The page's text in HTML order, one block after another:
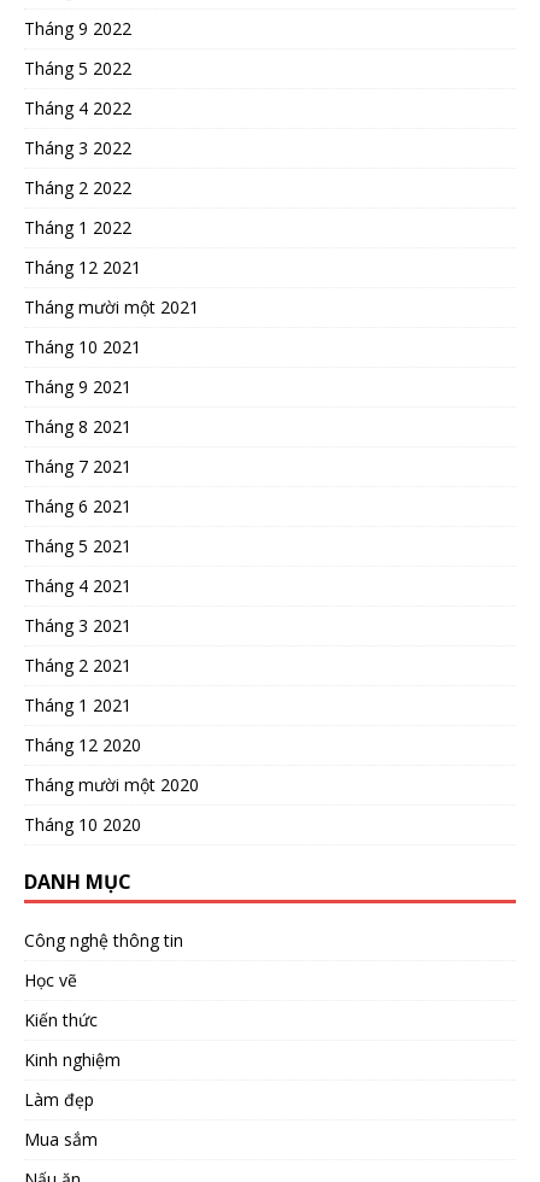
Tháng 9 2022
Tháng 5 2022
Tháng 4 2022
Tháng 3 2022
Tháng 2 2022
Tháng 1 2022
Tháng 12 2021
Tháng mười một 2021
Tháng 10 2021
Tháng 9 2021
Tháng 8 2021
Tháng 7 2021
Tháng 6 2021
Tháng 5 2021
Tháng 4 2021
Tháng 3 2021
Tháng 2 2021
Tháng 1 2021
Tháng 12 2020
Tháng mười một 2020
Tháng 10 2020
DANH MỤC
Công nghệ thông tin
Học vẽ
Kiến thức
Kinh nghiệm
Làm đẹp
Mua sắm